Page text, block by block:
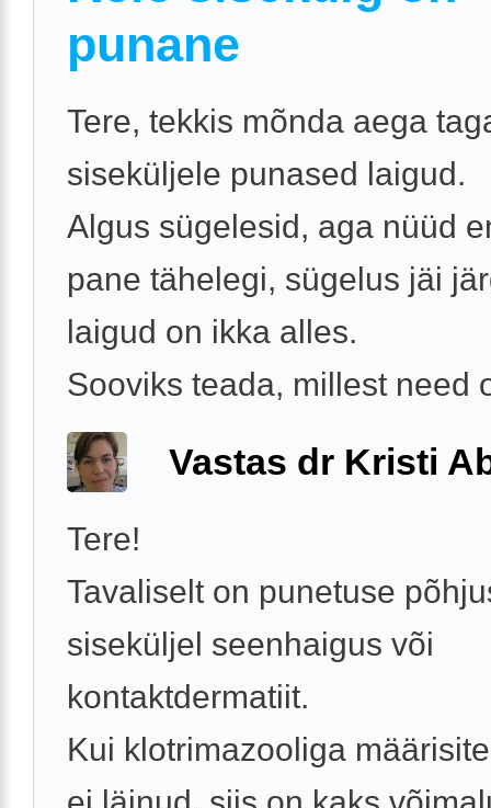
punane
Tere, tekkis mõnda aega
siseküljele punased laigud.
Algus sügelesid, aga nüüd
pane tähelegi, sügelus jäi
laigud on ikka alles.
Sooviks teada, millest need
Vastas dr Kristi
Tere!
Tavaliselt on punetuse
siseküljel seenhaigus või
kontaktdermatiit.
Kui klotrimazooliga